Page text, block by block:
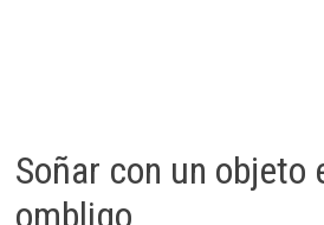
Soñar con un objeto
ombligo